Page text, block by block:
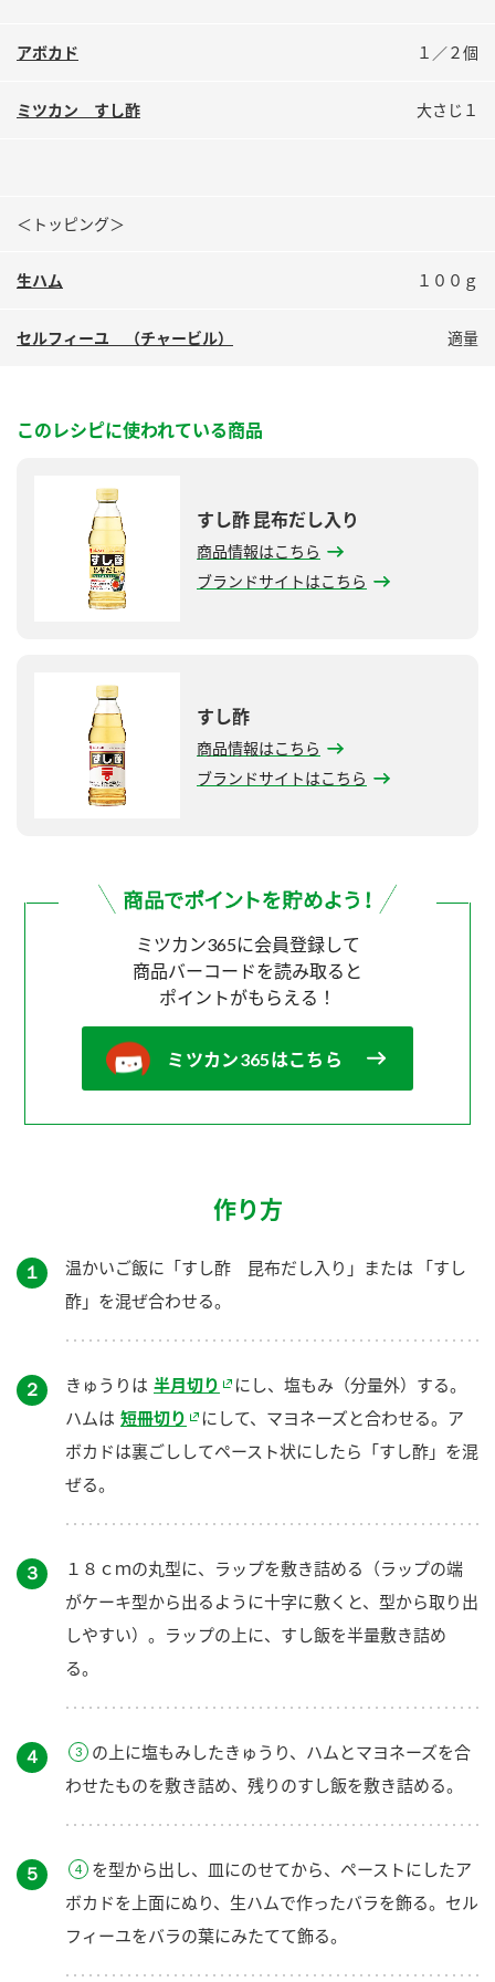
アボカド １／２個
ミツカン すし酢 大さじ１
＜トッピング＞
生ハム １００ｇ
セルフィーユ （チャービル） 適量
このレシピに使われている商品
すし酢 昆布だし入り
商品情報はこちら
ブランドサイトはこちら
すし酢
商品情報はこちら
ブランドサイトはこちら
ミツカン365に会員登録して
商品バーコードを読み取ると
ポイントがもらえる！
ミツカン365はこちら
作り方
１
温かいご飯に「すし酢 昆布だし入り」または 「すし
酢」を混ぜ合わせる。
２ きゅうりは 半月切り
にし、塩もみ（分量外）する。
ハムは 短冊切り
にして、マヨネーズと合わせる。ア
ボカドは裏ごししてペースト状にしたら「すし酢」を混
ぜる。
３
１８ｃｍの丸型に、ラップを敷き詰める（ラップの端
がケーキ型から出るように十字に敷くと、型から取り出
しやすい）。ラップの上に、すし飯を半量敷き詰め
る。
４
の上に塩もみしたきゅうり、ハムとマヨネーズを合
わせたものを敷き詰め、残りのすし飯を敷き詰める。
５
を型から出し、皿にのせてから、ペーストにしたア
ボカドを上面にぬり、生ハムで作ったバラを飾る。セル
フィーユをバラの葉にみたてて飾る。